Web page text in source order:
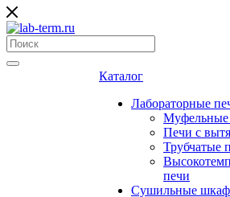
Каталог
Лабораторные
Муфельные
Печи с
Трубчатые
печи
Сушильные